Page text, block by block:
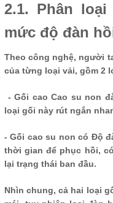
2.1. Phân
mức độ đàn
Theo công nghệ, người
của từng loại vải, gồm 2
- Gối cao Cao su non
loại gối này rút ngắn
- Gối cao su non có Độ
thời gian để phục hồi,
lại trạng thái ban đầu.
Nhìn chung, cả hai loại